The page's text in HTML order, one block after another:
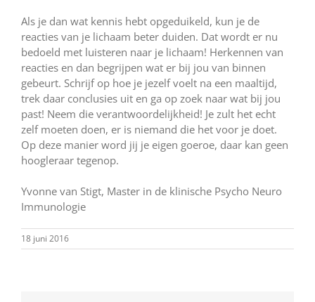
Als je dan wat kennis hebt opgeduikeld, kun je de
reacties van je lichaam beter duiden. Dat wordt er nu
bedoeld met luisteren naar je lichaam! Herkennen van
reacties en dan begrijpen wat er bij jou van binnen
gebeurt. Schrijf op hoe je jezelf voelt na een maaltijd,
trek daar conclusies uit en ga op zoek naar wat bij jou
past! Neem die verantwoordelijkheid! Je zult het echt
zelf moeten doen, er is niemand die het voor je doet.
Op deze manier word jij je eigen goeroe, daar kan geen
hoogleraar tegenop.
Yvonne van Stigt, Master in de klinische Psycho Neuro
Immunologie
18 juni 2016